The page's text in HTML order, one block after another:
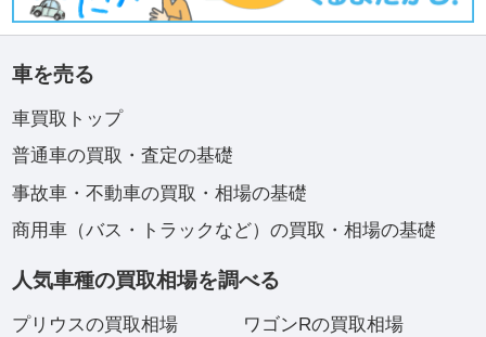
車を売る
車買取トップ
普通車の買取・査定の基礎
事故車・不動車の買取・相場の基礎
商用車（バス・トラックなど）の買取・相場の基礎
人気車種の買取相場を調べる
プリウスの買取相場
ワゴンRの買取相場